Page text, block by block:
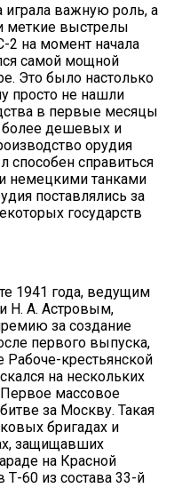
играла важную роль, а
меткие выстрелы
2 на момент начала
самой мощной
Это было настолько
просто не нашли
в первые месяцы
более дешевых и
орудия
способен справиться
немецкими танками
поставлялись за
государств
1941 года, ведущим
Н. А. Астровым,
за создание
первого выпуска,
Рабоче-крестьянской
на нескольких
массовое
за Москву. Такая
бригадах и
защищавших
на Красной
Т-60 из состава 33-й